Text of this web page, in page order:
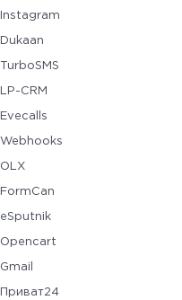
Instagram
Dukaan
TurboSMS
LP-CRM
Evecalls
Webhooks
OLX
FormCan
eSputnik
Opencart
Gmail
Приват24